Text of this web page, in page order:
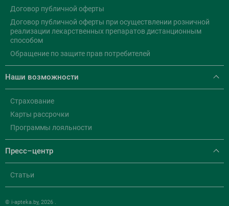
Договор публичной оферты
Договор публичной оферты при осуществлении розничной
реализации лекарственных препаратов дистанционным
способом
Обращение по защите прав потребителей
Наши возможности
Страхование
Карты рассрочки
Программы лояльности
Пресс–центр
Статьи
© i-apteka.by, 2026 .